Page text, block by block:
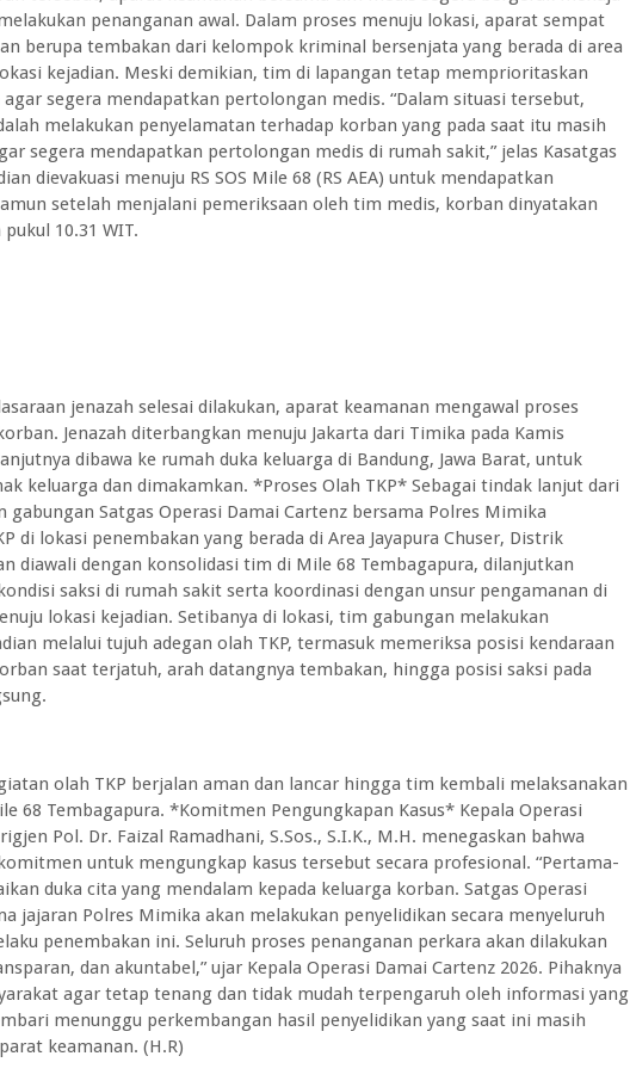
penanganan awal. Dalam proses menuju lokasi, aparat sempat
berupa tembakan dari kelompok kriminal bersenjata yang berada di area
kejadian. Meski demikian, tim di lapangan tetap memprioritaskan
segera mendapatkan pertolongan medis. “Dalam situasi tersebut,
melakukan penyelamatan terhadap korban yang pada saat itu masih
segera mendapatkan pertolongan medis di rumah sakit,” jelas Kasatgas
dievakuasi menuju RS SOS Mile 68 (RS AEA) untuk mendapatkan
setelah menjalani pemeriksaan oleh tim medis, korban dinyatakan
10.31 WIT.
jenazah selesai dilakukan, aparat keamanan mengawal proses
Jenazah diterbangkan menuju Jakarta dari Timika pada Kamis
dibawa ke rumah duka keluarga di Bandung, Jawa Barat, untuk
keluarga dan dimakamkan. *Proses Olah TKP* Sebagai tindak lanjut dari
Satgas Operasi Damai Cartenz bersama Polres Mimika
di lokasi penembakan yang berada di Area Jayapura Chuser, Distrik
diawali dengan konsolidasi tim di Mile 68 Tembagapura, dilanjutkan
saksi di rumah sakit serta koordinasi dengan unsur pengamanan di
lokasi kejadian. Setibanya di lokasi, tim gabungan melakukan
melalui tujuh adegan olah TKP, termasuk memeriksa posisi kendaraan
saat terjatuh, arah datangnya tembakan, hingga posisi saksi pada
olah TKP berjalan aman dan lancar hingga tim kembali melaksanakan
68 Tembagapura. *Komitmen Pengungkapan Kasus* Kepala Operasi
Pol. Dr. Faizal Ramadhani, S.Sos., S.I.K., M.H. menegaskan bahwa
untuk mengungkap kasus tersebut secara profesional. “Pertama-
duka cita yang mendalam kepada keluarga korban. Satgas Operasi
jajaran Polres Mimika akan melakukan penyelidikan secara menyeluruh
penembakan ini. Seluruh proses penanganan perkara akan dilakukan
dan akuntabel,” ujar Kepala Operasi Damai Cartenz 2026. Pihaknya
agar tetap tenang dan tidak mudah terpengaruh oleh informasi yang
menunggu perkembangan hasil penyelidikan yang saat ini masih
keamanan. (H.R)